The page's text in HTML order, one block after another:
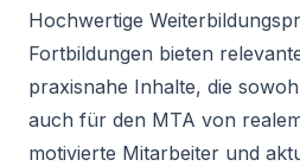
Hochwertige
Fortbildungen bieten
praxisnahe Inhalte, die
auch für den MTA von
motivierte Mitarbeiter und